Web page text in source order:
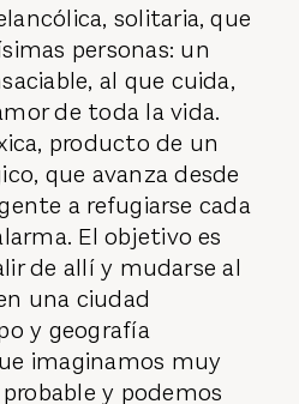
solitaria, que
personas: un
al que cuida,
de toda la vida.
producto de un
que avanza desde
a refugiarse cada
El objetivo es
de allí y mudarse al
una ciudad
y geografía
imaginamos muy
y podemos